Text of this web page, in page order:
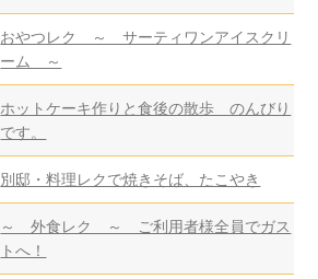
おやつレク ～ サーティワンアイスクリ
ーム ～
ホットケーキ作りと食後の散歩 のんびり
です。
別邸・料理レクで焼きそば、たこやき
～ 外食レク ～ ご利用者様全員でガス
トへ！